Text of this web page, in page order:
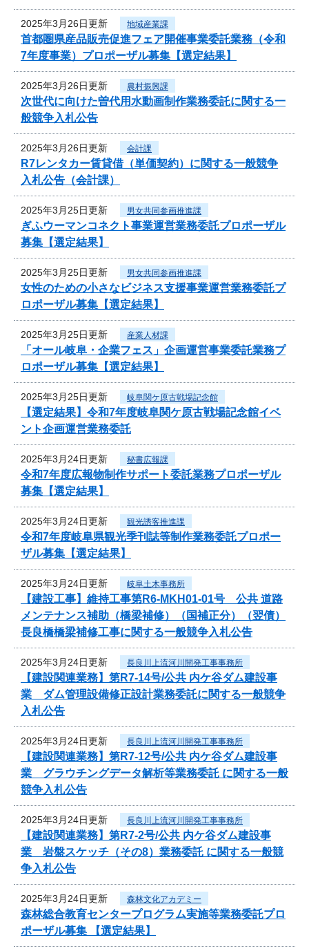
2025年3月26日更新 地域産業課
首都圏県産品販売促進フェア開催事業委託業務（令和
7年度事業）プロポーザル募集【選定結果】
2025年3月26日更新 農村振興課
次世代に向けた曽代用水動画制作業務委託に関する一
般競争入札公告
2025年3月26日更新 会計課
R7レンタカー賃貸借（単価契約）に関する一般競争
入札公告（会計課）
2025年3月25日更新 男女共同参画推進課
ぎふウーマンコネクト事業運営業務委託プロポーザル
募集【選定結果】
2025年3月25日更新 男女共同参画推進課
女性のための小さなビジネス支援事業運営業務委託プ
ロポーザル募集【選定結果】
2025年3月25日更新 産業人材課
「オール岐阜・企業フェス」企画運営事業委託業務プ
ロポーザル募集【選定結果】
2025年3月25日更新 岐阜関ケ原古戦場記念館
【選定結果】令和7年度岐阜関ケ原古戦場記念館イベ
ント企画運営業務委託
2025年3月24日更新 秘書広報課
令和7年度広報物制作サポート委託業務プロポーザル
募集【選定結果】
2025年3月24日更新 観光誘客推進課
令和7年度岐阜県観光季刊誌等制作業務委託プロポー
ザル募集【選定結果】
2025年3月24日更新 岐阜土木事務所
【建設工事】維持工事第R6-MKH01-01号 公共 道路
メンテナンス補助（橋梁補修）（国補正分）（翌債）
長良橋橋梁補修工事に関する一般競争入札公告
2025年3月24日更新 長良川上流河川開発工事事務所
【建設関連業務】第R7-14号/公共 内ケ谷ダム建設事
業 ダム管理設備修正設計業務委託に関する一般競争
入札公告
2025年3月24日更新 長良川上流河川開発工事事務所
【建設関連業務】第R7-12号/公共 内ケ谷ダム建設事
業 グラウチングデータ解析等業務委託 に関する一般
競争入札公告
2025年3月24日更新 長良川上流河川開発工事事務所
【建設関連業務】第R7-2号/公共 内ケ谷ダム建設事
業 岩盤スケッチ（その8）業務委託 に関する一般競
争入札公告
2025年3月24日更新 森林文化アカデミー
森林総合教育センタープログラム実施等業務委託プロ
ポーザル募集 【選定結果】